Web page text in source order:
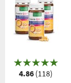
4.86 (118)